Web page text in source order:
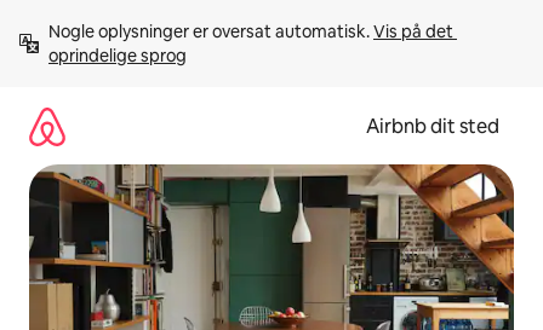
videre
Nogle oplysninger er oversat automatisk. Vis på det
oprindelige sprog
Airbnb dit sted